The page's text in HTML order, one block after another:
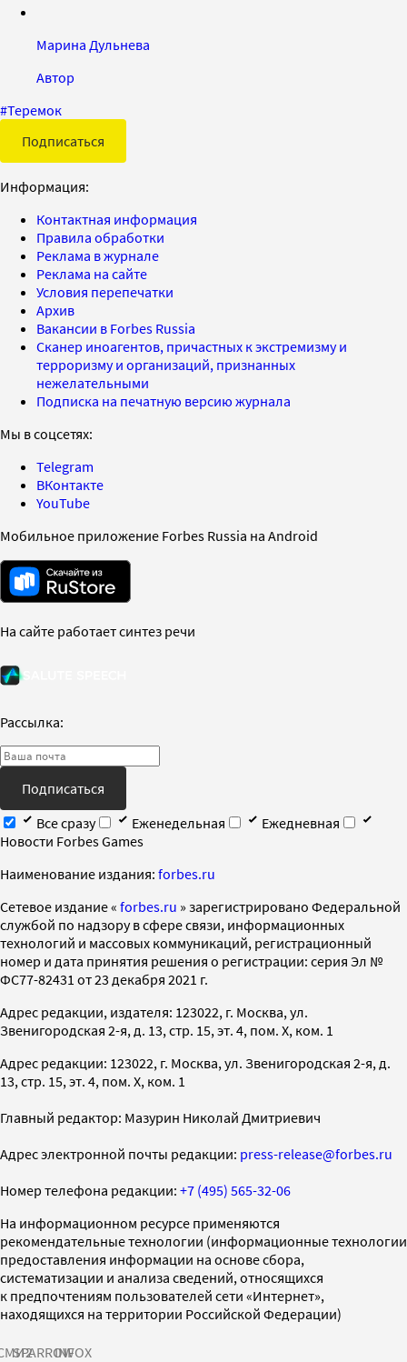
Марина Дульнева
Автор
#Теремок
Подписаться
Информация:
Контактная информация
Правила обработки
Реклама в журнале
Реклама на сайте
Условия перепечатки
Архив
Вакансии в Forbes Russia
Сканер иноагентов, причастных к экстремизму и
терроризму и организаций, признанных
нежелательными
Подписка на печатную версию журнала
Мы в соцсетях:
Telegram
ВКонтакте
YouTube
Мобильное приложение Forbes Russia на Android
На сайте работает синтез речи
Рассылка:
Подписаться
Все сразу
Еженедельная
Ежедневная
Новости Forbes Games
Наименование издания: forbes.ru
Cетевое издание « forbes.ru » зарегистрировано Федеральной
службой по надзору в сфере связи, информационных
технологий и массовых коммуникаций, регистрационный
номер и дата принятия решения о регистрации: серия Эл №
ФС77-82431 от 23 декабря 2021 г.
Адрес редакции, издателя: 123022, г. Москва, ул.
Звенигородская 2-я, д. 13, стр. 15, эт. 4, пом. X, ком. 1
Адрес редакции: 123022, г. Москва, ул. Звенигородская 2-я, д.
13, стр. 15, эт. 4, пом. X, ком. 1
Главный редактор: Мазурин Николай Дмитриевич
Адрес электронной почты редакции: press-release@forbes.ru
Номер телефона редакции: +7 (495) 565-32-06
На информационном ресурсе применяются
рекомендательные технологии (информационные технологии
предоставления информации на основе сбора,
систематизации и анализа сведений, относящихся
к предпочтениям пользователей сети «Интернет»,
находящихся на территории Российской Федерации)
SPARROWINFOX